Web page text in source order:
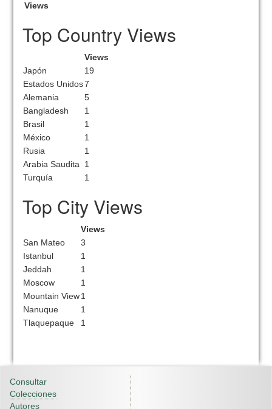
Views
Top Country Views
Views
Japón
19
Estados Unidos7
Alemania
5
Bangladesh
1
Brasil
1
México
1
Rusia
1
Arabia Saudita
1
Turquía
1
Top City Views
Views
San Mateo
3
Istanbul
1
Jeddah
1
Moscow
1
Mountain View1
Nanuque
1
Tlaquepaque
1
Consultar
Colecciones
Autores